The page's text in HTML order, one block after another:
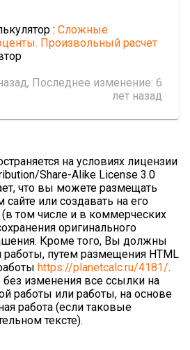
: Сложные
Произвольный расчет
, Последнее изменение: 6
лет назад
на условиях лицензии
Share-Alike License 3.0
что вы можете размещать
сайте или создавать на его
том числе и в коммерческих
оригинального
Кроме того, Вы должны
работы, путем размещения HTML
https://planetcalc.ru/4181/.
без изменения все ссылки на
работы или работы, на основе
работа (если таковые
тексте).